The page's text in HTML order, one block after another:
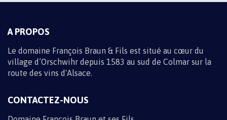
A PROPOS
Le domaine François Braun & Fils est situé au cœur du
village d’Orschwihr depuis 1583 au sud de Colmar sur la
route des vins d'Alsace.
CONTACTEZ-NOUS